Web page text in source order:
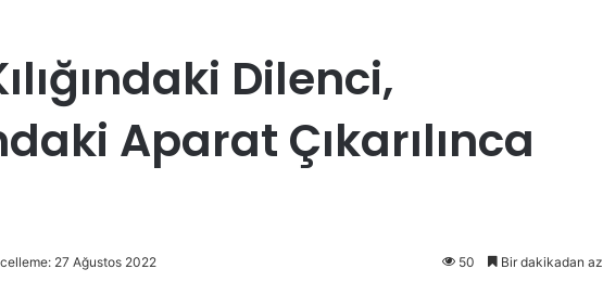
Dilenci,
Aparat Çıkarılınca
27 Ağustos 2022 50 Bir dakikadan az